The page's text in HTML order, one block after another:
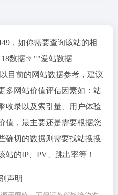
，如你需要查询该站的相
数据 ""爱站数据
目前的网站数据参考，建议
多网站价值评估因素如：站
收录以及索引量、用户体验
值，最主要还是需要根据您
确切的数据则需要找站搜搜
站的IP、PV、跳出率等！
声明